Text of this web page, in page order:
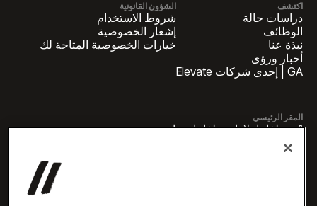
اكتشف
دراسات حالة
الوظائف
نبذة عنا
أخبار ورؤى
GA | إحدى شركات Elevate
الشؤون القانونية
شروط الاستخدام
إشعار الخصوصية
خيارات الخصوصية المتاحة لك
المقر الرئيسي
1 بنسلفانيا بلازا بنسلفانيا، جناح
4420، نيويورك، نيويورك 10119
الاستفسارات التجارية